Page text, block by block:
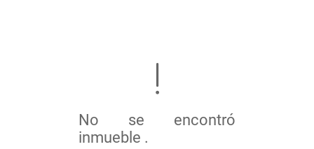
No se encontró
inmueble .